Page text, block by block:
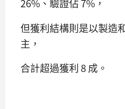
26%、驗證佔 7%，
但獲利結構則是以製造
主，
合計超過獲利 8 成。